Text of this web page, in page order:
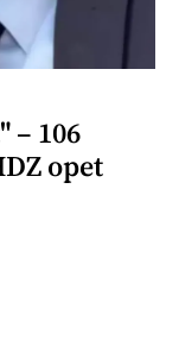
– 106
opet